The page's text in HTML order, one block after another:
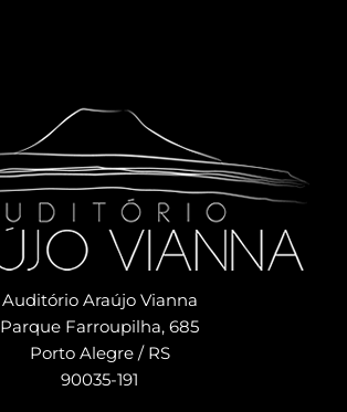
Auditório Araújo Vianna
Parque Farroupilha, 685
Porto Alegre / RS
90035-191